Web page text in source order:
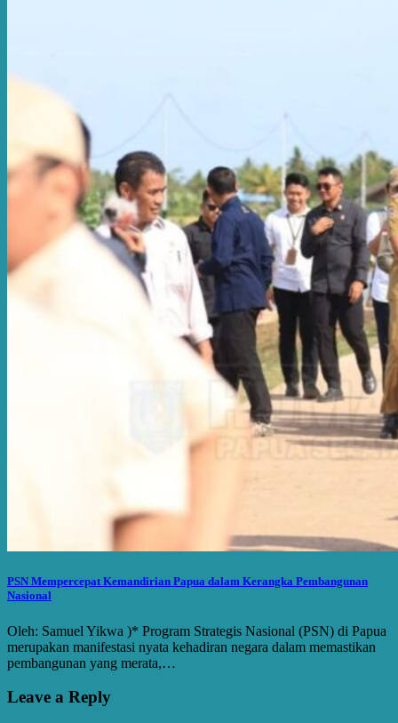
PSN Mempercepat Kemandirian Papua dalam Kerangka Pembangunan
Nasional
Oleh: Samuel Yikwa )* Program Strategis Nasional (PSN) di Papua
merupakan manifestasi nyata kehadiran negara dalam memastikan
pembangunan yang merata,…
Leave a Reply